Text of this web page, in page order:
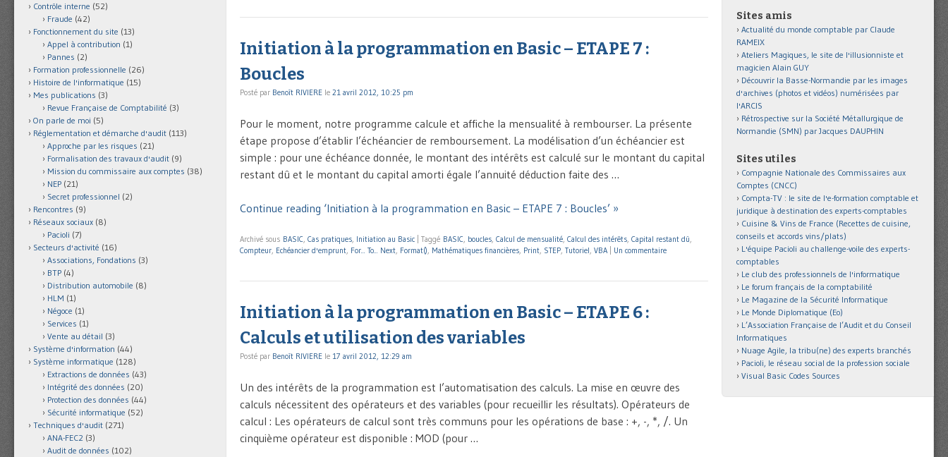
Initiation à la programmation en Basic – ETAPE 7 :
Boucles
Posté par Benoît RIVIERE le 21 avril 2012, 10:25 pm
Pour le moment, notre programme calcule et affiche la mensualité à rembourser. La présente
étape propose d’établir l’échéancier de remboursement. La modélisation d’un échéancier est
simple : pour une échéance donnée, le montant des intérêts est calculé sur le montant du capital
restant dû et le montant du capital amorti égale l’annuité déduction faite des …
Continue reading ‘Initiation à la programmation en Basic – ETAPE 7 : Boucles’ »
Archivé sous BASIC, Cas pratiques, Initiation au Basic Taggé BASIC, boucles, Calcul de mensualité, Calcul des intérêts, Capital restant dû,
Compteur, Echéancier d'emprunt, For... To... Next, Format(), Mathématiques financières, Print, STEP, Tutoriel, VBA Un commentaire
Initiation à la programmation en Basic – ETAPE 6 :
Calculs et utilisation des variables
Posté par Benoît RIVIERE le 17 avril 2012, 12:29 am
Un des intérêts de la programmation est l’automatisation des calculs. La mise en œuvre des
calculs nécessitent des opérateurs et des variables (pour recueillir les résultats). Opérateurs de
calcul : Les opérateurs de calcul sont très communs pour les opérations de base : +, -, *, /. Un
cinquième opérateur est disponible : MOD (pour …
Contrôle interne (52)
Fraude (42)
Fonctionnement du site (13)
Appel à contribution (1)
Pannes (2)
Formation professionnelle (26)
Histoire de l'informatique (15)
Mes publications (3)
Revue Française de Comptabilité (3)
On parle de moi (5)
Réglementation et démarche d'audit (113)
Approche par les risques (21)
Formalisation des travaux d'audit (9)
Mission du commissaire aux comptes (38)
NEP (21)
Secret professionnel (2)
Rencontres (9)
Réseaux sociaux (8)
Pacioli (7)
Secteurs d'activité (16)
Associations, Fondations (3)
BTP (4)
Distribution automobile (8)
HLM (1)
Négoce (1)
Services (1)
Vente au détail (3)
Système d'information (44)
Système informatique (128)
Extractions de données (43)
Intégrité des données (20)
Protection des données (44)
Sécurité informatique (52)
Techniques d'audit (271)
ANA-FEC2 (3)
Audit de données (102)
Sites amis
Actualité du monde comptable par Claude
RAMEIX
Ateliers Magiques, le site de l'illusionniste et
magicien Alain GUY
Découvrir la Basse-Normandie par les images
d'archives (photos et vidéos) numérisées par
l'ARCIS
Rétrospective sur la Société Métallurgique de
Normandie (SMN) par Jacques DAUPHIN
Sites utiles
Compagnie Nationale des Commissaires aux
Comptes (CNCC)
Compta-TV : le site de l'e-formation comptable et
juridique à destination des experts-comptables
Cuisine & Vins de France (Recettes de cuisine,
conseils et accords vins/plats)
L'équipe Pacioli au challenge-voile des experts-
comptables
Le club des professionnels de l'informatique
Le forum français de la comptabilité
Le Magazine de la Sécurité Informatique
Le Monde Diplomatique (Eo)
L’Association Française de l’Audit et du Conseil
Informatiques
Nuage Agile, la tribu(ne) des experts branchés
Pacioli, le réseau social de la profession sociale
Visual Basic Codes Sources